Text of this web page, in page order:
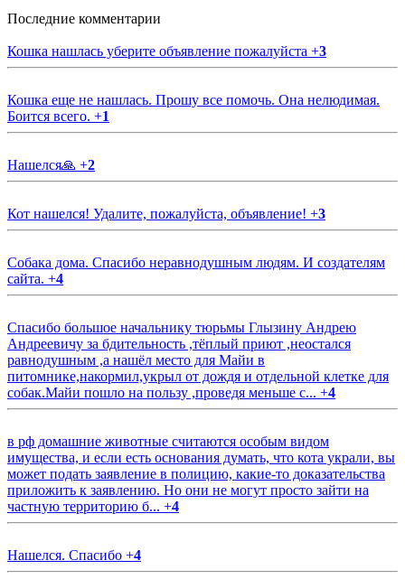
Последние комментарии
Кошка нашлась уберите объявление пожалуйста +3
Кошка еще не нашлась. Прошу все помочь. Она нелюдимая.
Боится всего. +1
Нашелся🙏 +2
Кот нашелся! Удалите, пожалуйста, объявление! +3
Собака дома. Спасибо неравнодушным людям. И создателям
сайта. +4
Спасибо большое начальнику тюрьмы Глызину Андрею
Андреевичу за бдительность ,тёплый приют ,неостался
равнодушным ,а нашёл место для Майи в
питомнике,накормил,укрыл от дождя и отдельной клетке для
собак.Майи пошло на пользу ,проведя меньше с... +4
в рф домашние животные считаются особым видом
имущества, и если есть основания думать, что кота украли, вы
может подать заявление в полицию, какие-то доказательства
приложить к заявлению. Но они не могут просто зайти на
частную территорию б... +4
Нашелся. Спасибо +4